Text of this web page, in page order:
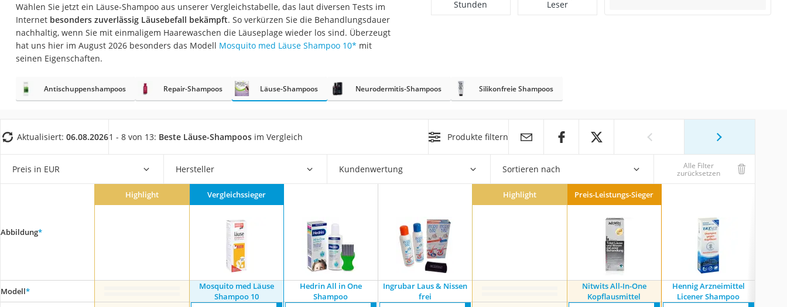
Reisehaartrockner
Eiweißpulver
Nackenmassagegerät
leichter Haartrockner
Schildkrötenhaus
Mineralfutter Pferd
Massagegerät
Wählen Sie jetzt ein Läuse-Shampoo aus unserer Vergleichstabelle, das laut diversen Tests im
Internet besonders zuverlässig Läusebefall bekämpft. So verkürzen Sie die Behandlungsdauer
nachhaltig, wenn Sie mit einmaligem Haarewaschen die Läuseplage wieder los sind. Überzeugt
hat uns hier im August 2026 besonders das Modell Mosquito med Läuse Shampoo 10* mit
seinen Eigenschaften.
Stunden
Leser
Antischuppenshampoos Repair-Shampoos Läuse-Shampoos Neurodermitis-Shampoos Silikonfreie Shampoos
Aktualisiert: 06.08.20261 - 8 von 13: Beste Läuse-Shampoos im Vergleich Produkte filtern
Preis in EUR Hersteller Kundenwertung Sortieren nach Alle Filter
zurücksetzen
Abbildung*
Highlight Vergleichssieger Highlight Preis-Leistungs-Sieger
Modell*
Mosquito med Läuse
Shampoo 10
Hedrin All in One
Shampoo
Ingrubar Laus & Nissen
frei
Nitwits All-In-One
Kopflausmittel
Hennig Arzneimittel
Licener Shampoo